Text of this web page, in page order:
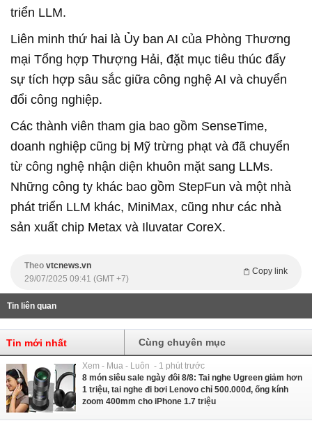
triển LLM.
Liên minh thứ hai là Ủy ban AI của Phòng Thương
mại Tổng hợp Thượng Hải, đặt mục tiêu thúc đẩy
sự tích hợp sâu sắc giữa công nghệ AI và chuyển
đổi công nghiệp.
Các thành viên tham gia bao gồm SenseTime,
doanh nghiệp cũng bị Mỹ trừng phạt và đã chuyển
từ công nghệ nhận diện khuôn mặt sang LLMs.
Những công ty khác bao gồm StepFun và một nhà
phát triển LLM khác, MiniMax, cũng như các nhà
sản xuất chip Metax và Iluvatar CoreX.
Theo vtcnews.vn
Copy link
29/07/2025 09:41 (GMT +7)
Tin liên quan
Tin mới nhất Cùng chuyên mục
Xem - Mua - Luôn - 1 phút trước
8 món siêu sale ngày đôi 8/8: Tai nghe Ugreen giảm hơn
1 triệu, tai nghe đi bơi Lenovo chỉ 500.000đ, ống kính
zoom 400mm cho iPhone 1.7 triệu